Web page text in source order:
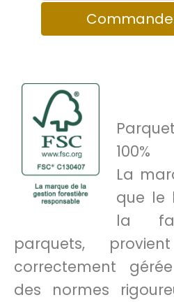
100%
La
que le
la
parquets,
correctement
des normes